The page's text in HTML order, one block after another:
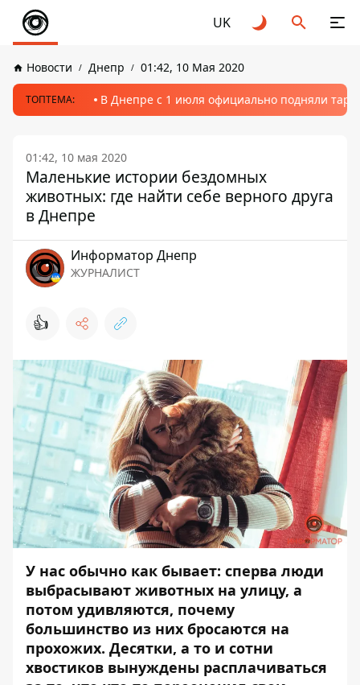
UK
Новости Днепр 01:42, 10 Мая 2020
ТОПТЕМА: В Днепре с 1 июля официально подняли
01:42, 10 мая 2020
Маленькие истории бездомных
животных: где найти себе верного друга
в Днепре
Информатор Днепр
ЖУРНАЛИСТ
👍
У нас обычно как бывает: сперва люди
выбрасывают животных на улицу, а
потом удивляются, почему
большинство из них бросаются на
прохожих. Десятки, а то и сотни
хвостиков вынуждены расплачиваться